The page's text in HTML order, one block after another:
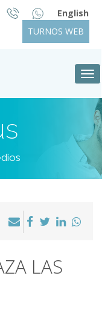
English
TURNOS WEB
LAS